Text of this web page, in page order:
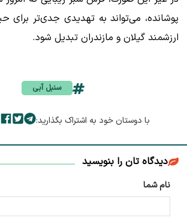
پوشانده، می‌تواند به تهدیدی جدی‌تر برای
ارزشمند گیلان و مازندران تبدیل شود.
سنبل آبی
با دوستان خود به اشتراک بگذارید:
دیدگاه تان را بنویسید
نام شما